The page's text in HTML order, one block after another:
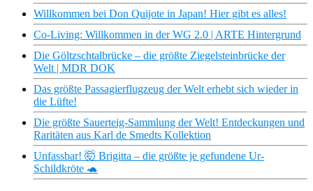
Willkommen bei Don Quijote in Japan! Hier gibt es alles!
Co-Living: Willkommen in der WG 2.0 | ARTE Hintergrund
Die Göltzschtalbrücke – die größte Ziegelsteinbrücke der
Welt | MDR DOK
Das größte Passagierflugzeug der Welt erhebt sich wieder in
die Lüfte!
Die größte Sauerteig-Sammlung der Welt! Entdeckungen und
Raritäten aus Karl de Smedts Kollektion
Unfassbar! 🤯 Brigitta – die größte je gefundene Ur-
Schildkröte 🐢